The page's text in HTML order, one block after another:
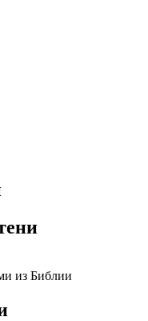
из Библии